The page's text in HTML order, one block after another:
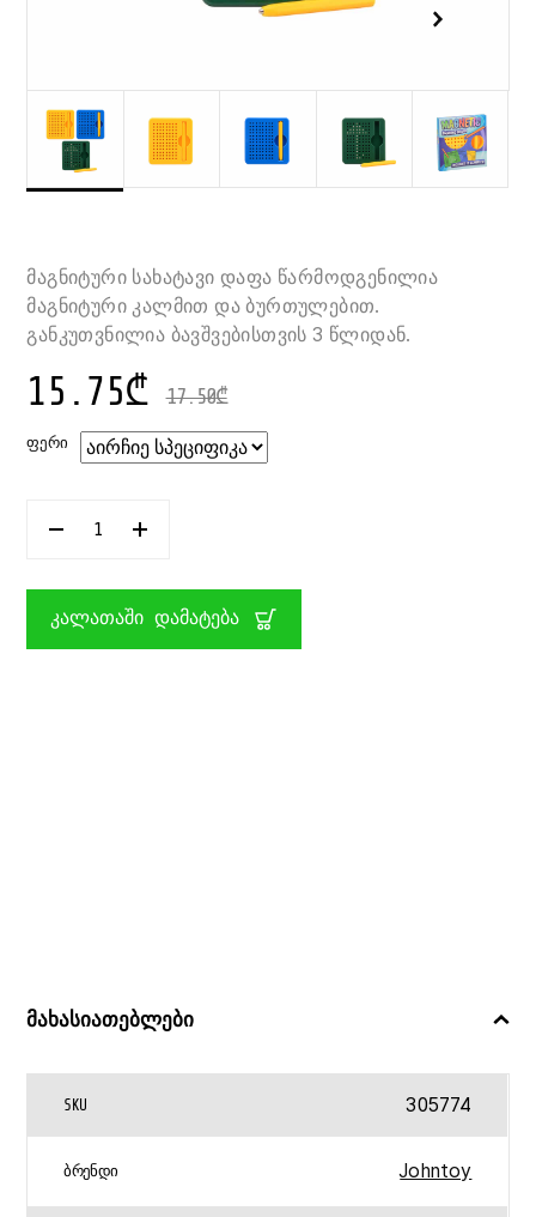
მაგნიტური სახატავი დაფა წარმოდგენილია
მაგნიტური კალმით და ბურთულებით.
განკუთვნილია ბავშვებისთვის 3 წლიდან.
17.50₾
15.75₾
ᲤᲔᲠᲘ
ᲠᲐᲝᲓᲔᲜᲝᲑᲐ:
ᲛᲐᲒᲜᲘᲢᲣᲠᲘ
13X11
CREA
ᲙᲐᲚᲐᲗᲐᲨᲘ ᲓᲐᲛᲐᲢᲔᲑᲐ
მახასიათებლები
SKU 305774
ᲑᲠᲔᲜᲓᲘ Johntoy